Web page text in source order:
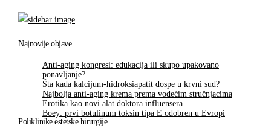
Najnovije objave
Anti-aging kongresi: edukacija ili skupo upakovano
ponavljanje?
Šta kada kalcijum-hidroksiapatit dospe u krvni sud?
Najbolja anti-aging krema prema vodećim stručnjacima
Erotika kao novi alat doktora influensera
Boey: prvi botulinum toksin tipa E odobren u Evropi
Poliklinike estetske hirurgije